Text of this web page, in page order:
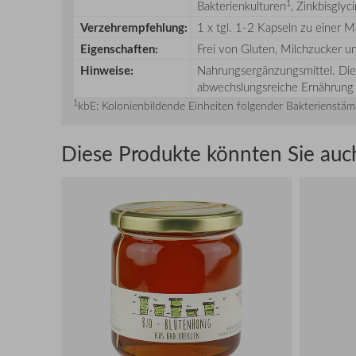
Bakterienkulturen1 ,
Verzehrempfehlung: 1 x tgl. 1-2 Kapseln zu einer
Eigenschaften: Frei von Gluten, Milchzucker
Hinweise:
Nahrungsergänzungsmittel.
abwechslungsreiche
1kbE: Kolonienbildende Einheiten folgender
Diese Produkte könnten Sie